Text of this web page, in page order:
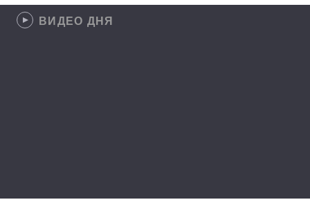
ВИДЕО ДНЯ